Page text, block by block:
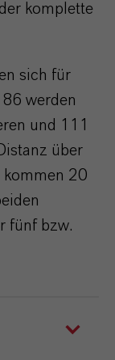
komplette
sich für
werden
und 111
über
kommen 20
fünf bzw.